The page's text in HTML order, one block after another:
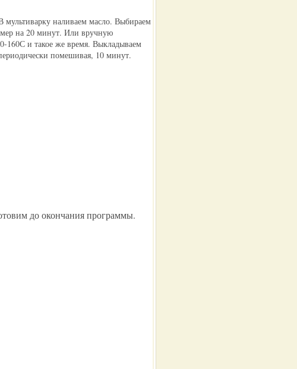
наливаем масло. Выбираем
на 20 минут. Или вручную
160С и такое же время. Выкладываем
помешивая, 10 минут.
до окончания программы.